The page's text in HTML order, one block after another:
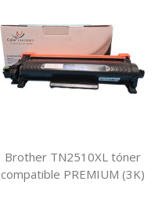
Brother TN2510XL tóner
compatible PREMIUM (3K)